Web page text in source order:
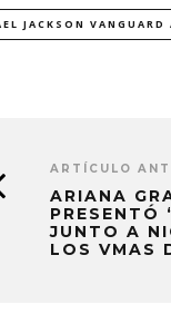
JACKSON VANGUARD
ARTÍCULO
ARIANA
PRESENTÓ
JUNTO A
LOS VMAS
EXPLORA